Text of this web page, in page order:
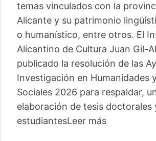
temas vinculados con la
Alicante y su patrimonio
o humanístico, entre otros. El
Alicantino de Cultura Juan Gil-
publicado la resolución de las
Investigación en Humanidades
Sociales 2026 para respaldar,
elaboración de tesis doctorales
estudiantesLeer más